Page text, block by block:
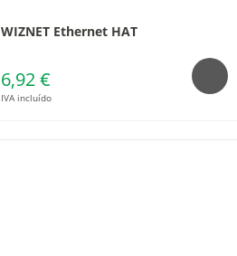
WIZNET Ethernet HAT
6,92 €
IVA incluído